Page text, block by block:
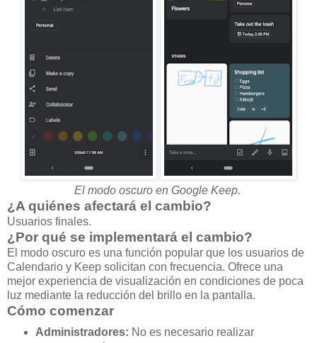
El modo oscuro en Google Keep.
¿A quiénes afectará el cambio?
Usuarios finales.
¿Por qué se implementará el cambio?
El modo oscuro es una función popular que los usuarios de
Calendario y Keep solicitan con frecuencia. Ofrece una
mejor experiencia de visualización en condiciones de poca
luz mediante la reducción del brillo en la pantalla.
Cómo comenzar
Administradores: No es necesario realizar